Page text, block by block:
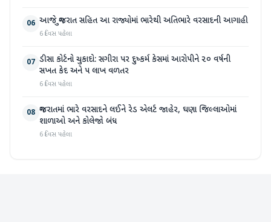
06 આજે ગુજરાત સહિત આ રાજ્યોમાં ભારેથી અતિભારે વરસાદની આગાહી
6 દિવસ પહેલા
07 ડીસા કોર્ટનો ચુકાદો: સગીરા પર દુષ્કર્મ કેસમાં આરોપીને ૨૦ વર્ષની
સખત કેદ અને ૫ લાખ વળતર
6 દિવસ પહેલા
08 ગુજરાતમાં ભારે વરસાદને લઈને રેડ એલર્ટ જાહેર, ઘણા જિલ્લાઓમાં
શાળાઓ અને કોલેજો બંધ
6 દિવસ પહેલા